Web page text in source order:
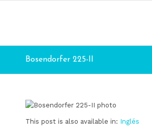
Bosendorfer 225-II
This post is also available in: Inglés